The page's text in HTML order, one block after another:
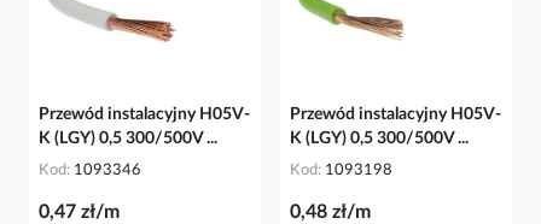
Przewód instalacyjny H05V-
K (LGY) 0,5 300/500V ...
Kod 1093346
0,47 zł/m
Przewód instalacyjny H05V-
K (LGY) 0,5 300/500V ...
Kod 1093198
0,48 zł/m